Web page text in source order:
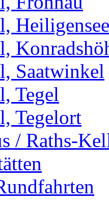
Heiligensee
Saatwinkel
Tegel
Tegelort
/ Raths-